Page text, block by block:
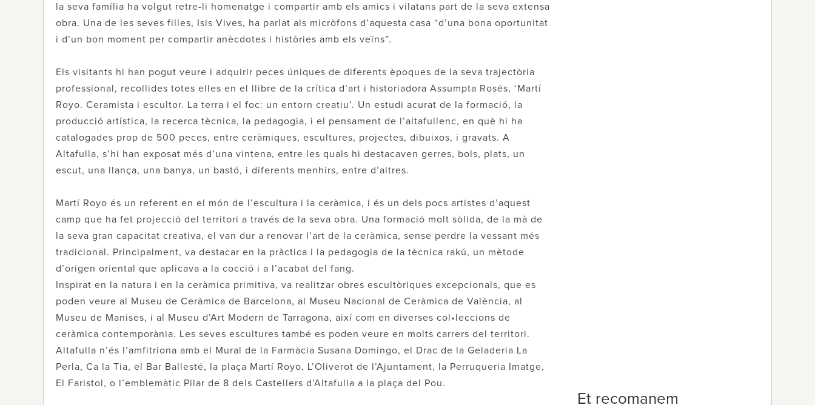
la seva família ha volgut retre-li homenatge i compartir amb els amics i vilatans part de la seva extensa
obra. Una de les seves filles, Isis Vives, ha parlat als micròfons d’aquesta casa “d’una bona oportunitat
i d’un bon moment per compartir anècdotes i històries amb els veïns”.
Els visitants hi han pogut veure i adquirir peces úniques de diferents èpoques de la seva trajectòria
professional, recollides totes elles en el llibre de la crítica d’art i historiadora Assumpta Rosés, ‘Martí
Royo. Ceramista i escultor. La terra i el foc: un entorn creatiu’. Un estudi acurat de la formació, la
producció artística, la recerca tècnica, la pedagogia, i el pensament de l’altafullenc, en què hi ha
catalogades prop de 500 peces, entre ceràmiques, escultures, projectes, dibuixos, i gravats. A
Altafulla, s’hi han exposat més d’una vintena, entre les quals hi destacaven gerres, bols, plats, un
escut, una llança, una banya, un bastó, i diferents menhirs, entre d’altres.
Martí Royo és un referent en el món de l’escultura i la ceràmica, i és un dels pocs artistes d’aquest
camp que ha fet projecció del territori a través de la seva obra. Una formació molt sòlida, de la mà de
la seva gran capacitat creativa, el van dur a renovar l’art de la ceràmica, sense perdre la vessant més
tradicional. Principalment, va destacar en la pràctica i la pedagogia de la tècnica rakú, un mètode
d’origen oriental que aplicava a la cocció i a l’acabat del fang.
Inspirat en la natura i en la ceràmica primitiva, va realitzar obres escultòriques excepcionals, que es
poden veure al Museu de Ceràmica de Barcelona, al Museu Nacional de Ceràmica de València, al
Museu de Manises, i al Museu d’Art Modern de Tarragona, així com en diverses col•leccions de
ceràmica contemporània. Les seves escultures també es poden veure en molts carrers del territori.
Altafulla n’és l’amfitriona amb el Mural de la Farmàcia Susana Domingo, el Drac de la Geladeria La
Perla, Ca la Tia, el Bar Ballesté, la plaça Martí Royo, L’Oliverot de l’Ajuntament, la Perruqueria Imatge,
El Faristol, o l’emblemàtic Pilar de 8 dels Castellers d’Altafulla a la plaça del Pou.
Et recomanem